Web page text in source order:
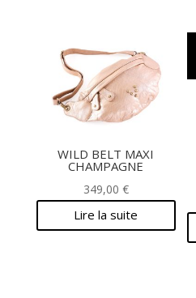
WILD BELT MAXI
CHAMPAGNE
349,00 €
Lire la suite